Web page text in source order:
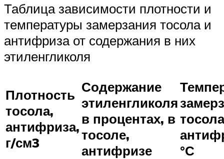
Таблица зависимости плотности и
температуры замерзания тосола и
антифриза от содержания в них
этиленгликоля
Плотность
тосола,
антифриза,
г/см3
Содержание
этиленгликоля
в процентах, в
тосоле,
антифризе
°С